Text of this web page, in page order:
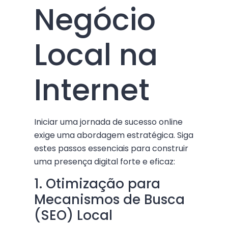
Negócio
Local na
Internet
Iniciar uma jornada de sucesso online
exige uma abordagem estratégica. Siga
estes passos essenciais para construir
uma presença digital forte e eficaz:
1. Otimização para
Mecanismos de Busca
(SEO) Local